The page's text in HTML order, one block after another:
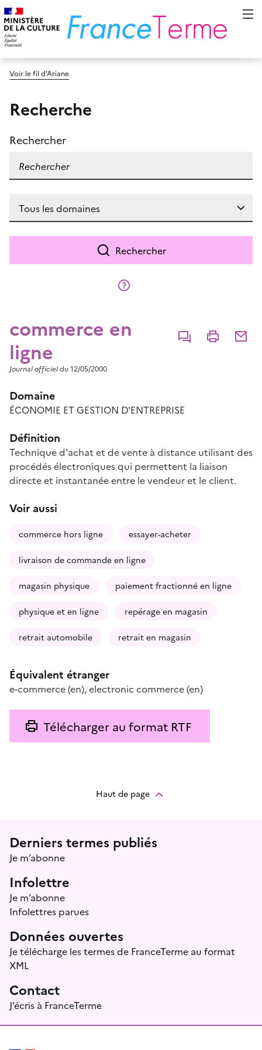
Voir le fil d’Ariane
Recherche
Rechercher
Rechercher
commerce en
ligne
CommenterImprimer
Journal officieldu 12/05/2000
Domaine
ÉCONOMIE ET GESTION D'ENTREPRISE
Définition
Technique d'achat et de vente à distance utilisant des
procédés électroniques qui permettent la liaison
directe et instantanée entre le vendeur et le client.
Voir aussi
commerce hors ligne essayer-acheter
livraison de commande en ligne
magasin physique paiement fractionné en ligne
physique et en ligne repérage en magasin
retrait automobile retrait en magasin
Équivalent étranger
e-commerce(en),electronic commerce(en)
Télécharger au format RTF
Haut de page
Menu prefooter
Derniers termes publiés
Je m’abonne
Infolettre
Je m’abonne
Infolettres parues
Données ouvertes
Je télécharge les termes de FranceTerme au format
XML
Contact
J’écris à FranceTerme